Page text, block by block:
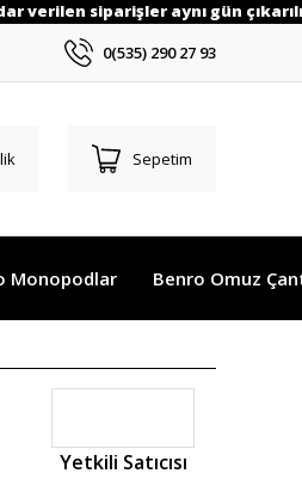
verilen siparişler aynı gün
0(535) 290 27 93
Sepetim
Monopodlar Benro Omuz
Yetkili Satıcısı